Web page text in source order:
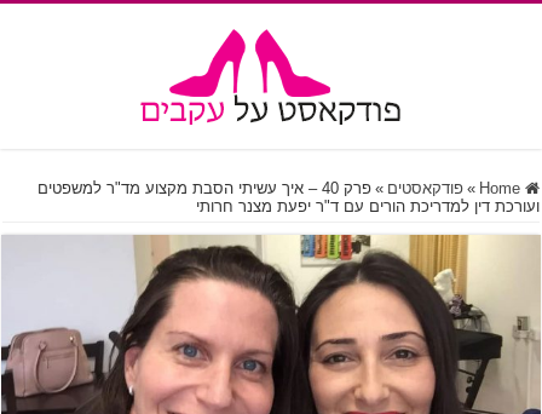
Home
» פודקאסטים »
פרק 40 – איך עשיתי הסבת מקצוע מד"ר למשפטים
ועורכת דין למדריכת הורים עם ד"ר יפעת מצנר חרותי